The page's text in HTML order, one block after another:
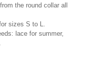
the round collar all
sizes S to L.
lace for summer,